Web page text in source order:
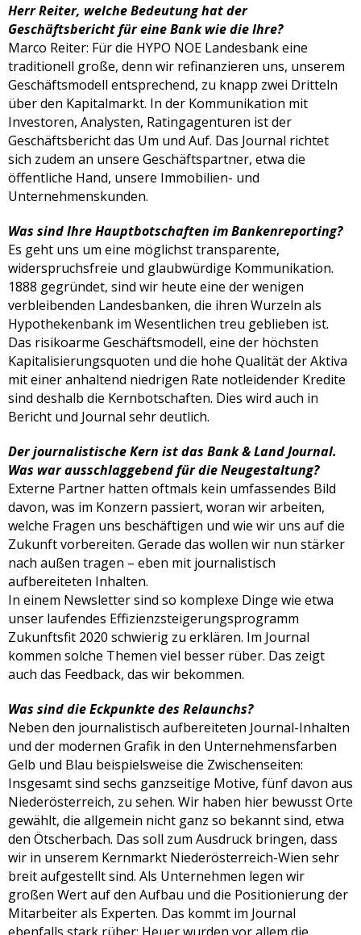
Herr Reiter, welche Bedeutung hat der
Geschäftsbericht für eine Bank wie die Ihre?
Marco Reiter: Für die HYPO NOE Landesbank eine
traditionell große, denn wir refinanzieren uns, unserem
Geschäftsmodell entsprechend, zu knapp zwei Dritteln
über den Kapitalmarkt. In der Kommunikation mit
Investoren, Analysten, Ratingagenturen ist der
Geschäftsbericht das Um und Auf. Das Journal richtet
sich zudem an unsere Geschäftspartner, etwa die
öffentliche Hand, unsere Immobilien- und
Unternehmenskunden.
Was sind Ihre Hauptbotschaften im Bankenreporting?
Es geht uns um eine möglichst transparente,
widerspruchsfreie und glaubwürdige Kommunikation.
1888 gegründet, sind wir heute eine der wenigen
verbleibenden Landesbanken, die ihren Wurzeln als
Hypothekenbank im Wesentlichen treu geblieben ist.
Das risikoarme Geschäftsmodell, eine der höchsten
Kapitalisierungsquoten und die hohe Qualität der Aktiva
mit einer anhaltend niedrigen Rate notleidender Kredite
sind deshalb die Kernbotschaften. Dies wird auch in
Bericht und Journal sehr deutlich.
Der journalistische Kern ist das Bank & Land Journal.
Was war ausschlaggebend für die Neugestaltung?
Externe Partner hatten oftmals kein umfassendes Bild
davon, was im Konzern passiert, woran wir arbeiten,
welche Fragen uns beschäftigen und wie wir uns auf die
Zukunft vorbereiten. Gerade das wollen wir nun stärker
nach außen tragen – eben mit journalistisch
aufbereiteten Inhalten.
In einem Newsletter sind so komplexe Dinge wie etwa
unser laufendes Effizienzsteigerungsprogramm
Zukunftsfit 2020 schwierig zu erklären. Im Journal
kommen solche Themen viel besser rüber. Das zeigt
auch das Feedback, das wir bekommen.
Was sind die Eckpunkte des Relaunchs?
Neben den journalistisch aufbereiteten Journal-Inhalten
und der modernen Grafik in den Unternehmensfarben
Gelb und Blau beispielsweise die Zwischenseiten:
Insgesamt sind sechs ganzseitige Motive, fünf davon aus
Niederösterreich, zu sehen. Wir haben hier bewusst Orte
gewählt, die allgemein nicht ganz so bekannt sind, etwa
den Ötscherbach. Das soll zum Ausdruck bringen, dass
wir in unserem Kernmarkt Niederösterreich-Wien sehr
breit aufgestellt sind. Als Unternehmen legen wir
großen Wert auf den Aufbau und die Positionierung der
Mitarbeiter als Experten. Das kommt im Journal
ebenfalls stark rüber: Heuer wurden vor allem die